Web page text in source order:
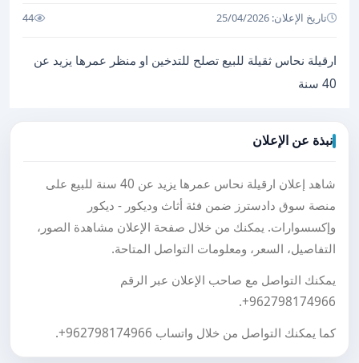
تاريخ الإعلان: 25/04/2026 44
ارقيلة نحاس ثقيلة للبيع تصلح للتدخين او منظر عمرها يزيد عن
40 سنة
نبذة عن الإعلان
شاهد إعلان ارقيلة نحاس عمرها يزيد عن 40 سنة للبيع على
منصة سوق دادسترز ضمن فئة أثاث وديكور - ديكور
وإكسسوارات. يمكنك من خلال صفحة الإعلان مشاهدة الصور،
التفاصيل، السعر، ومعلومات التواصل المتاحة.
يمكنك التواصل مع صاحب الإعلان عبر الرقم
+962798174966
.
كما يمكنك التواصل من خلال واتساب +962798174966
.